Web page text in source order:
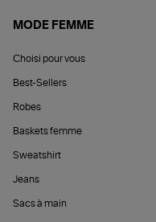
MODE FEMME
Choisi pour vous
Best-Sellers
Robes
Baskets femme
Sweatshirt
Jeans
Sacs à main